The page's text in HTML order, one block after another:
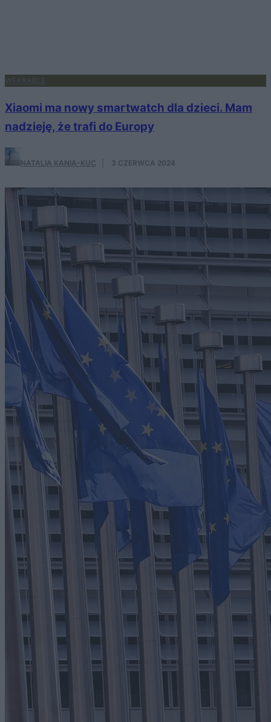
WEARABLE
Xiaomi ma nowy smartwatch dla dzieci. Mam
nadzieję, że trafi do Europy
NATALIA KANIA-KUC 3 CZERWCA 2024